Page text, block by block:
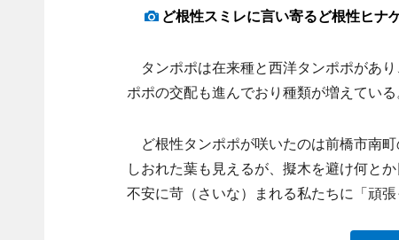
ど根性スミレに言い寄るど根性ヒナ
タンポポは在来種と西洋タンポポがあ
ポポの交配も進んでおり種類が増えている
ど根性タンポポが咲いたのは前橋市南町
しおれた葉も見えるが、擬木を避け何と
不安に苛（さいな）まれる私たちに「頑